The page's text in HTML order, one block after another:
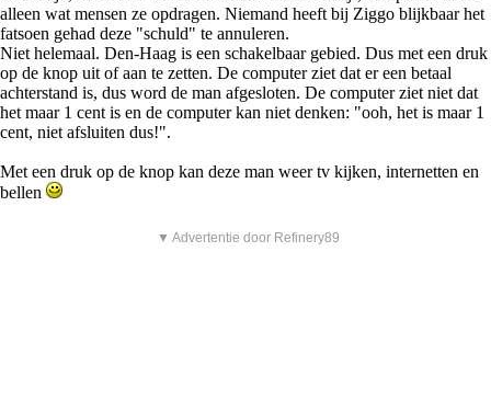
alleen wat mensen ze opdragen. Niemand heeft bij Ziggo blijkbaar het
fatsoen gehad deze "schuld" te annuleren.
Niet helemaal. Den-Haag is een schakelbaar gebied. Dus met een druk
op de knop uit of aan te zetten. De computer ziet dat er een betaal
achterstand is, dus word de man afgesloten. De computer ziet niet dat
het maar 1 cent is en de computer kan niet denken: "ooh, het is maar 1
cent, niet afsluiten dus!".
Met een druk op de knop kan deze man weer tv kijken, internetten en
bellen
▼ Advertentie door Refinery89